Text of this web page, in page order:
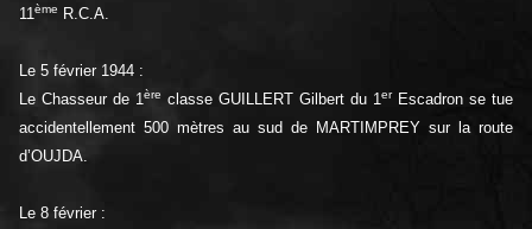
11ème R.C.A.
Le 5 février 1944 :
Le Chasseur de 1ère classe GUILLERT Gilbert du 1erEscadron se tue
accidentellement 500 mètres au sud de MARTIMPREY sur la route
d’OUJDA.
Le 8 février :